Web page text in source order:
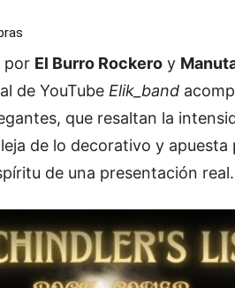
por El Burro Rockero y
de YouTube Elik_band
que resaltan la
de lo decorativo y apuesta
de una presentación real.